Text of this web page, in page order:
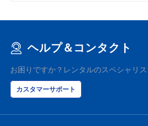
ヘルプ＆コンタクト
お困りですか？レンタルのスペシャリス
カスタマーサポート